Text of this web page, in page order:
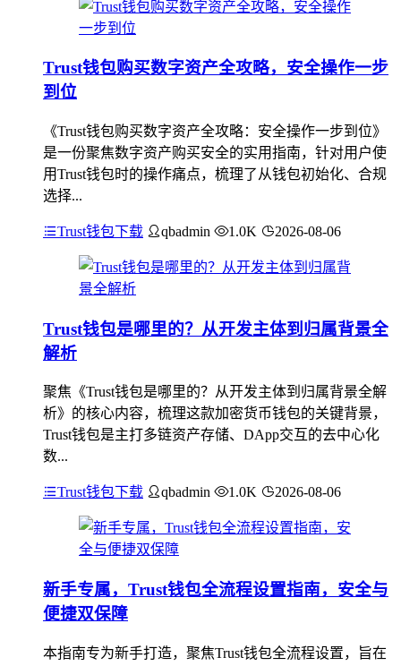
Trust钱包购买数字资产全攻略，安全操作一步
到位
《Trust钱包购买数字资产全攻略：安全操作一步到位》
是一份聚焦数字资产购买安全的实用指南，针对用户使
用Trust钱包时的操作痛点，梳理了从钱包初始化、合规
选择...
Trust钱包下载 qbadmin 1.0K 2026-08-06
Trust钱包是哪里的？从开发主体到归属背景全
解析
聚焦《Trust钱包是哪里的？从开发主体到归属背景全解
析》的核心内容，梳理这款加密货币钱包的关键背景，
Trust钱包是主打多链资产存储、DApp交互的去中心化
数...
Trust钱包下载 qbadmin 1.0K 2026-08-06
新手专属，Trust钱包全流程设置指南，安全与
便捷双保障
本指南专为新手打造，聚焦Trust钱包全流程设置，旨在